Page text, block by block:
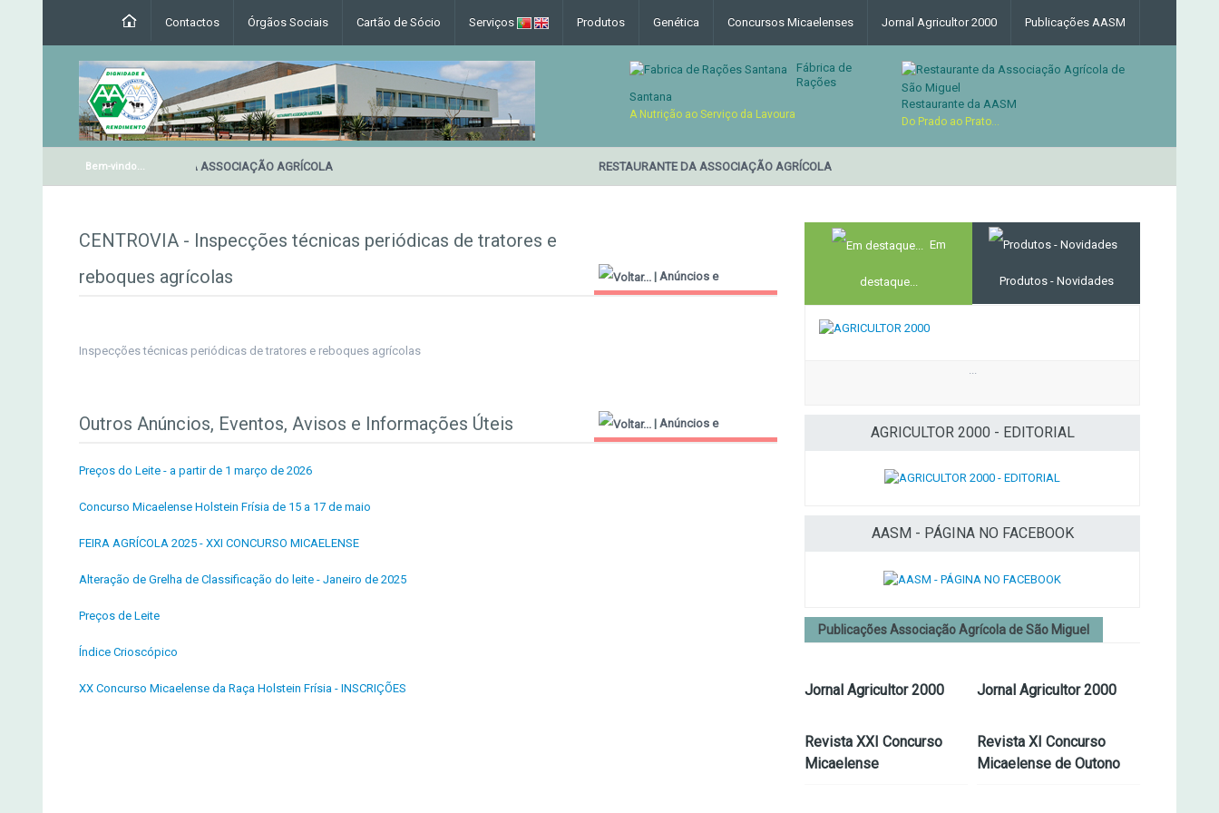
Contactos Órgãos Sociais Cartão de Sócio Serviços Produtos Genética Concursos Micaelenses Jornal Agricultor 2000 Publicações AASM
Fábrica de
Rações
Santana
A Nutrição ao Serviço da Lavoura
Restaurante da AASM
Do Prado ao Prato...
Bem-vindo...
RESTAURANTE DA ASSOCIAÇÃO AGRÍCOLA RESTAURANTE DA ASSOCIAÇÃO AGRÍCOLA
CENTROVIA - Inspecções técnicas periódicas de tratores e
reboques agrícolas
| Anúncios e
Inspecções técnicas periódicas de tratores e reboques agrícolas
Outros Anúncios, Eventos, Avisos e Informações Úteis | Anúncios e
Preços do Leite - a partir de 1 março de 2026
Concurso Micaelense Holstein Frísia de 15 a 17 de maio
FEIRA AGRÍCOLA 2025 - XXI CONCURSO MICAELENSE
Alteração de Grelha de Classificação do leite - Janeiro de 2025
Preços de Leite
Índice Crioscópico
XX Concurso Micaelense da Raça Holstein Frísia - INSCRIÇÕES
Em
destaque... Produtos - Novidades
AGRICULTOR 2000 - EDITORIAL
AASM - PÁGINA NO FACEBOOK
Publicações Associação Agrícola de São Miguel
Jornal Agricultor 2000 Jornal Agricultor 2000
Revista XXI Concurso
Micaelense
Revista XI Concurso
Micaelense de Outono